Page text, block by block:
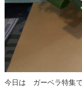
今日は ガーベラ特集